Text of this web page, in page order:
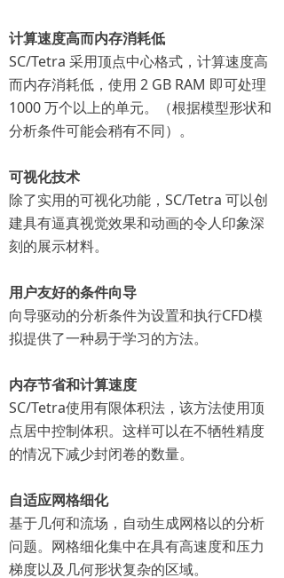
计算速度高而内存消耗低
SC/Tetra 采用顶点中心格式，计算速度高
而内存消耗低，使用 2 GB RAM 即可处理
1000 万个以上的单元。（根据模型形状和
分析条件可能会稍有不同）。
可视化技术
除了实用的可视化功能，SC/Tetra 可以创
建具有逼真视觉效果和动画的令人印象深
刻的展示材料。
用户友好的条件向导
向导驱动的分析条件为设置和执行CFD模
拟提供了一种易于学习的方法。
内存节省和计算速度
SC/Tetra使用有限体积法，该方法使用顶
点居中控制体积。这样可以在不牺牲精度
的情况下减少封闭卷的数量。
自适应网格细化
基于几何和流场，自动生成网格以的分析
问题。网格细化集中在具有高速度和压力
梯度以及几何形状复杂的区域。